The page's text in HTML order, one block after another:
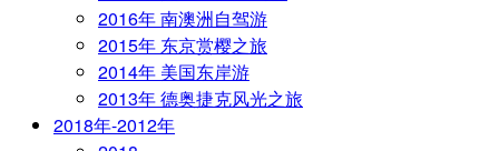
2016年 南澳洲自驾游
2015年 东京赏樱之旅
2014年 美国东岸游
2013年 德奥捷克风光之旅
2018年-2012年